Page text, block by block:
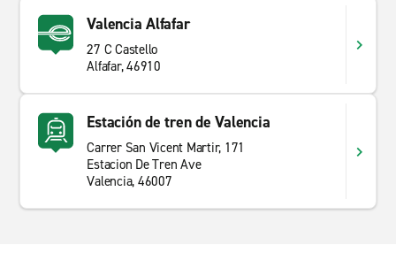
Valencia Alfafar
27 C Castello
Alfafar, 46910
Estación de tren de Valencia
Carrer San Vicent Martir, 171
Estacion De Tren Ave
Valencia, 46007